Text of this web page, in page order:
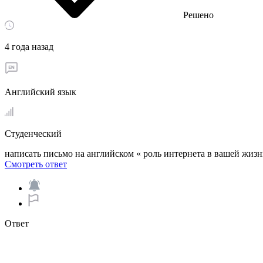
Решено
4 года назад
Английский язык
Студенческий
написать письмо на английском « роль интернета в вашей
Смотреть ответ
Ответ